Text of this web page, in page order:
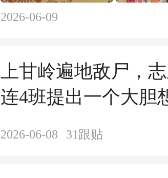
2026-06-09
上甘岭遍地敌尸，
连4班提出一个大胆
最终全员生还
2026-06-08 31跟贴